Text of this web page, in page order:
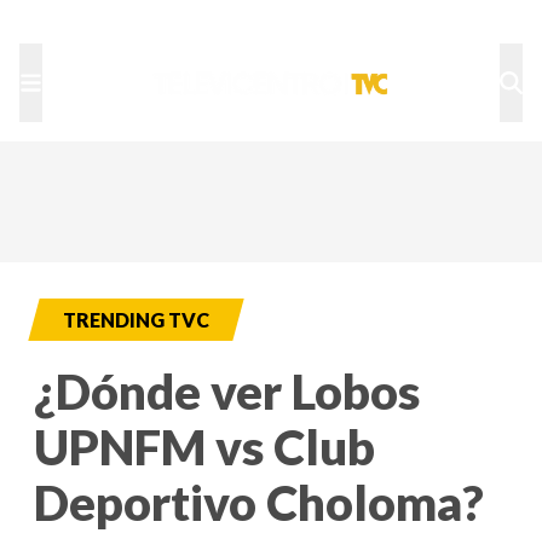
TRENDING TVC
¿Dónde ver Lobos
UPNFM vs Club
Deportivo Choloma?